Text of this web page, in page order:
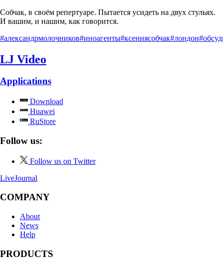
Собчак, в своём репертуаре. Пытается усидеть на двух стульях.
И вашим, и нашим, как говорится.
#александрмолочников#иноагенты#ксениясобчак#лондон
LJ Video
Applications
Download
Huawei
RuStore
Follow us:
Follow us on Twitter
LiveJournal
COMPANY
About
News
Help
PRODUCTS